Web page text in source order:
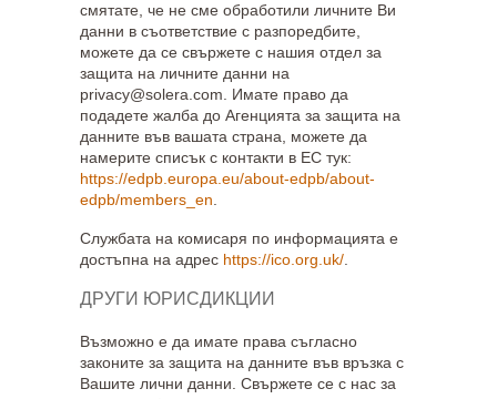
смятате, че не сме обработили личните Ви
данни в съответствие с разпоредбите,
можете да се свържете с нашия отдел за
защита на личните данни на
privacy@solera.com. Имате право да
подадете жалба до Агенцията за защита на
данните във вашата страна, можете да
намерите списък с контакти в ЕС тук:
https://edpb.europa.eu/about-edpb/about-
edpb/members_en
Службата на комисаря по информацията е
достъпна на адрес https://ico.org.uk/.
ДРУГИ ЮРИСДИКЦИИ
Възможно е да имате права съгласно
законите за защита на данните във връзка с
Вашите лични данни. Свържете се с нас за